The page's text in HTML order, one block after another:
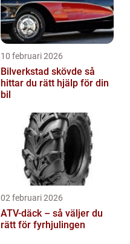
10 februari 2026
Bilverkstad skövde så
hittar du rätt hjälp för din
bil
02 februari 2026
ATV-däck – så väljer du
rätt för fyrhjulingen